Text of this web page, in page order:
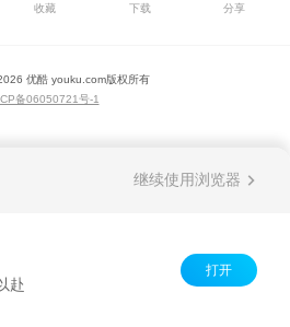
收藏 下载 分享
优酷 youku.com版权所有
备06050721号-1
继续使用浏览器
赴
打开